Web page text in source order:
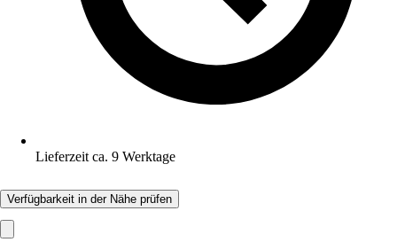
Lieferzeit ca. 9 Werktage
Verfügbarkeit in der Nähe prüfen